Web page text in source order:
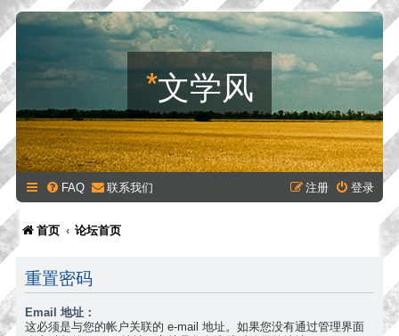
*文学风
FAQ 联系我们 登录
注册
首页 论坛首页
重置密码
Email 地址：
这必须是与您的帐户关联的 e-mail 地址。如果您没有通过管理界面